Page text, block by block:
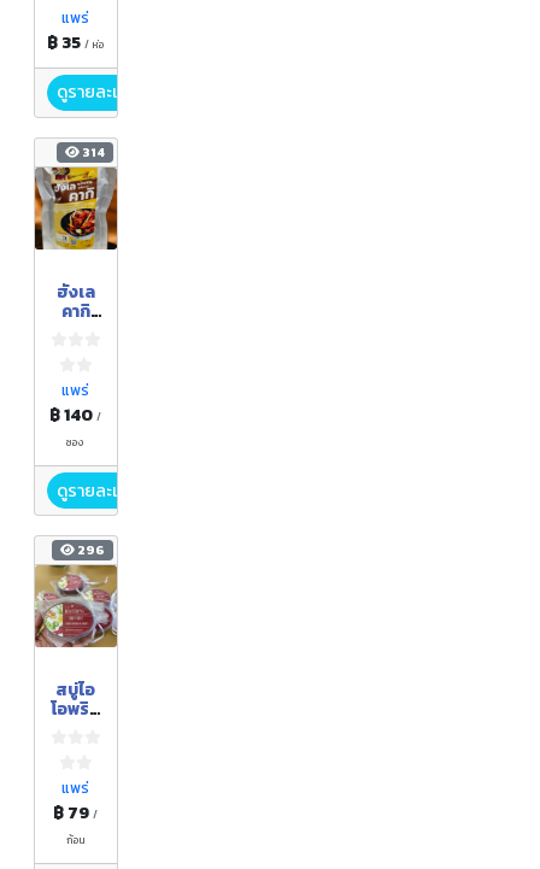
แพร่
฿ 35/ ห่อ
ดูรายละเอียด
314
ฮังเล
คากิ
แพร่
฿ 140/
ซอง
ดูรายละเอียด
296
สบู่ไอ
โอพริก
แพร่
฿ 79/
ก้อน